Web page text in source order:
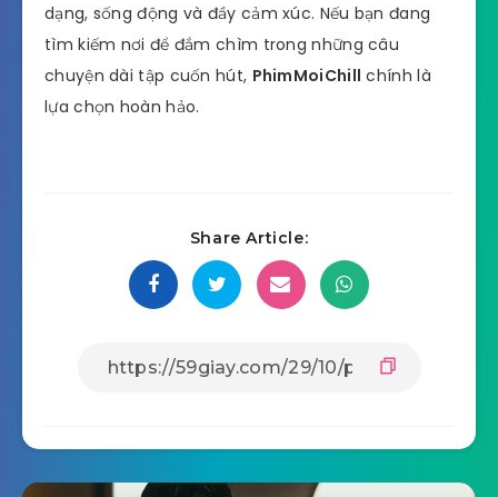
dạng, sống động và đầy cảm xúc. Nếu bạn đang
tìm kiếm nơi để đắm chìm trong những câu
chuyện dài tập cuốn hút, PhimMoiChill chính là
lựa chọn hoàn hảo.
Share Article: